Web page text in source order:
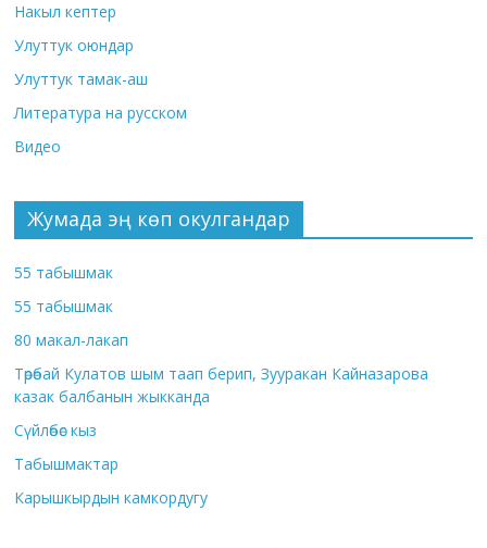
Накыл кептер
Улуттук оюндар
Улуттук тамак-аш
Литература на русском
Видео
Жумада эң көп окулгандар
55 табышмак
55 табышмак
80 макал-лакап
Төрөбай Кулатов шым таап берип, Зууракан Кайназарова
казак балбанын жыкканда
Сүйлөбөс кыз
Табышмактар
Карышкырдын камкордугу